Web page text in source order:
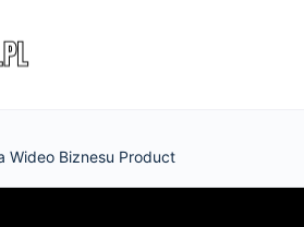
Wideo Biznesu Product